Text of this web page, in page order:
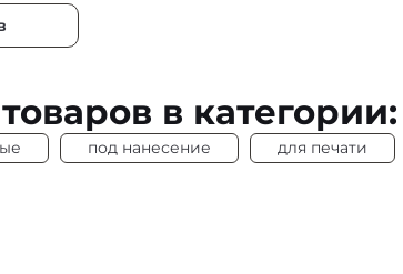
в категории:
под нанесение для печати